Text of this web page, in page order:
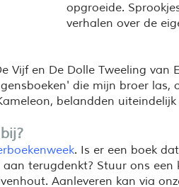
opgroeide.
verhalen over de
Vijf en De Dolle Tweeling van
die mijn broer las,
belandden
. Is er een boek
terugdenkt? Stuur ons
Aanleveren kan via